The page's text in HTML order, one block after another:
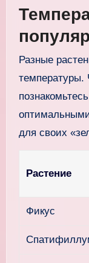
Разные
температуры.
для своих
Растение
Фикус